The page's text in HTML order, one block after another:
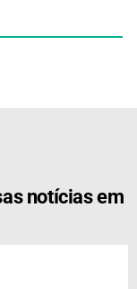
notícias em